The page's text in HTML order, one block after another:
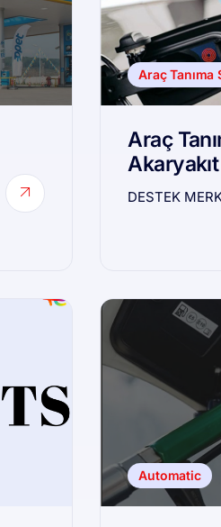
Araç Tanıma
Araç
DESTEK
Automatic